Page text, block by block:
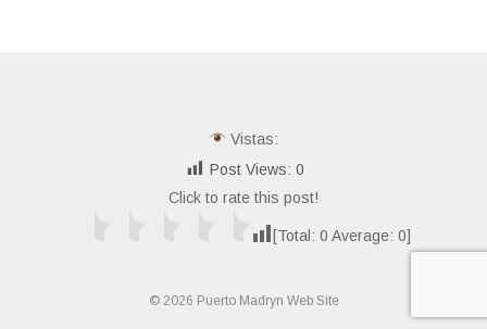
Vistas:
Post Views: 0
Click to rate this post!
[Total: 0 Average: 0]
© 2026 Puerto Madryn Web Site